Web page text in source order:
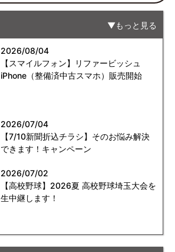
もっと見る
2026/08/04
【スマイルフォン】リファービッシュ
iPhone（整備済中古スマホ）販売開始
2026/07/04
【7/10新聞折込チラシ】そのお悩み解決
できます！キャンペーン
2026/07/02
【高校野球】2026夏 高校野球埼玉大会を
生中継します！